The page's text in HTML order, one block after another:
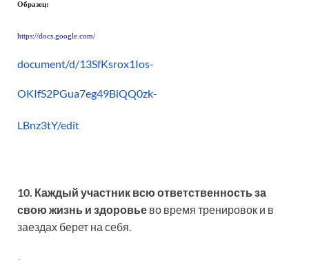
Образец:
https://docs.google.com/
document/d/13SfKsrox1Ios-
OKIfS2PGua7eg49BiQQ0zk-
LBnz3tY/edit
10. Каждый участник всю ответственность за
свою жизнь и здоровье во время тренировок и в
заездах берет на себя.